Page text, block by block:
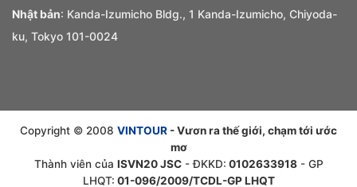
Nhật bản: Kanda-Izumicho Bldg., 1 Kanda-Izumicho, Chiyoda-
ku, Tokyo 101-0024
Copyright © 2008 VINTOUR - Vươn ra thế giới, chạm tới ước
mơ
Thành viên của ISVN20 JSC- ĐKKD: 0102633918- GP
LHQT: 01-096/2009/TCDL-GP LHQT